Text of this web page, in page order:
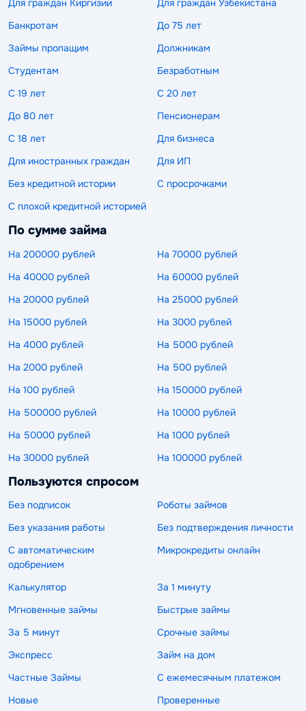
Для граждан Киргизии
Для граждан Узбекистана
Банкротам
До 75 лет
Займы пропащим
Должникам
Студентам
Безработным
С 19 лет
С 20 лет
До 80 лет
Пенсионерам
С 18 лет
Для бизнеса
Для иностранных граждан
Для ИП
Без кредитной истории
С просрочками
С плохой кредитной историей
По сумме займа
На 200000 рублей
На 70000 рублей
На 40000 рублей
На 60000 рублей
На 20000 рублей
На 25000 рублей
На 15000 рублей
На 3000 рублей
На 4000 рублей
На 5000 рублей
На 2000 рублей
На 500 рублей
На 100 рублей
На 150000 рублей
На 500000 рублей
На 10000 рублей
На 50000 рублей
На 1000 рублей
На 30000 рублей
На 100000 рублей
Пользуются спросом
Без подписок
Роботы займов
Без указания работы
Без подтверждения личности
С автоматическим
одобрением
Микрокредиты онлайн
Калькулятор
За 1 минуту
Мгновенные займы
Быстрые займы
За 5 минут
Срочные займы
Экспресс
Займ на дом
Частные Займы
С ежемесячным платежом
Новые
Проверенные